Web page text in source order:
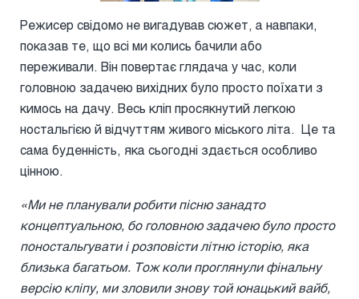
Режисер свідомо не вигадував сюжет, а навпаки,
показав те, що всі ми колись бачили або
переживали. Він повертає глядача у час, коли
головною задачею вихідних було просто поїхати з
кимось на дачу. Весь кліп просякнутий легкою
ностальгією й відчуттям живого міського літа. Це та
сама буденність, яка сьогодні здається особливо
цінною.
«Ми не планували робити пісню занадто
концептуальною, бо головною задачею було просто
поностальгувати і розповісти літню історію, яка
близька багатьом. Тож коли проглянули фінальну
версію кліпу, ми зловили знову той юнацький вайб,